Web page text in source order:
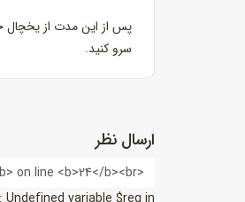
پس از این مدت از یخچال
سرو کنید.
ارسال نظر